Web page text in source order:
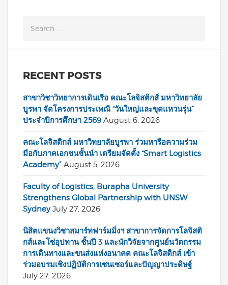
RECENT POSTS
สาขาวิชาวิทยาการเดินเรือ คณะโลจิสติกส์ มหาวิทยาลัย
บูรพา จัดโครงการประเพณี “วันใหญ่และขุดแหวนรุ่น”
ประจำปีการศึกษา 2569 August 6, 2026
คณะโลจิสติกส์ มหาวิทยาลัยบูรพา ร่วมหารือความร่วม
มือกับภาคเอกชนชั้นนำ เตรียมจัดตั้ง “Smart Logistics
Academy” August 5, 2026
Faculty of Logistics, Burapha University
Strengthens Global Partnership with UNSW
Sydney July 27, 2026
นิสิตแขนงวิชาสมาร์ทฟาร์มมิ่งฯ สาขาการจัดการโลจิสติ
กส์และโซ่อุปทาน ชั้นปี 3 และนักวิจัยจากศูนย์นวัตกรรม
การเดินทางและขนส่งแห่งอนาคต คณะโลจิสติกส์ เข้า
ร่วมอบรมเชิงปฏิบัติการเซนเซอร์และปัญญาประดิษฐ์
July 27, 2026